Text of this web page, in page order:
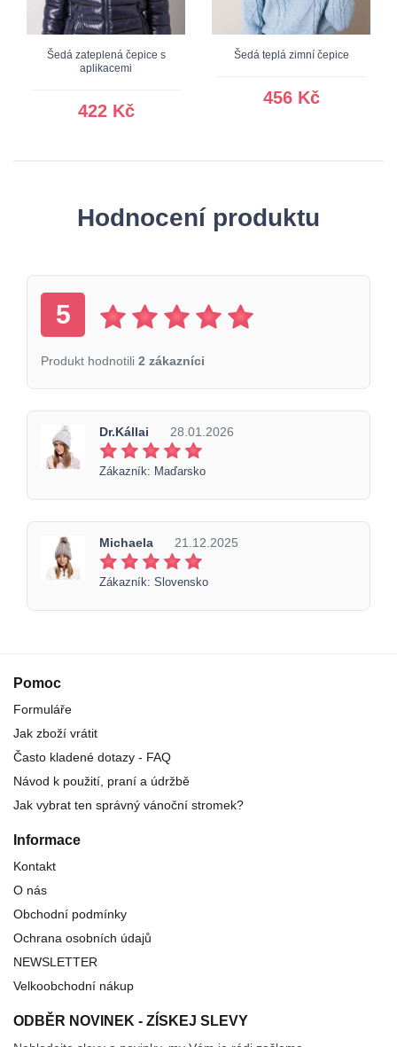
Šedá zateplená čepice s
aplikacemi
422 Kč
Šedá teplá zimní čepice
456 Kč
Hodnocení produktu
5
Produkt hodnotili 2 zákazníci
Dr.Kállai 28.01.2026
Zákazník: Maďarsko
Michaela 21.12.2025
Zákazník: Slovensko
Pomoc
Formuláře
Jak zboží vrátit
Často kladené dotazy - FAQ
Návod k použití, praní a údržbě
Jak vybrat ten správný vánoční stromek?
Informace
Kontakt
O nás
Obchodní podmínky
Ochrana osobních údajů
NEWSLETTER
Velkoobchodní nákup
ODBĚR NOVINEK - ZÍSKEJ SLEVY